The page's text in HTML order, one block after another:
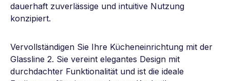
dauerhaft zuverlässige und intuitive Nutzung
konzipiert.
Vervollständigen Sie Ihre Kücheneinrichtung mit der
Glassline 2. Sie vereint elegantes Design mit
durchdachter Funktionalität und ist die ideale